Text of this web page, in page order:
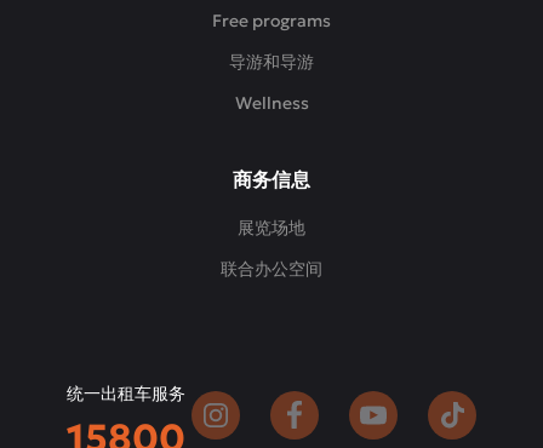
Free programs
导游和导游
Wellness
商务信息
展览场地
联合办公空间
统一出租车服务
15800